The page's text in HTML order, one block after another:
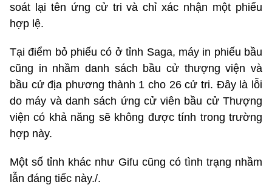
soát lại tên ứng cử tri và chỉ xác nhận một phiếu
hợp lệ.
Tại điểm bỏ phiếu có ở tỉnh Saga, máy in phiếu bầu
cũng in nhầm danh sách bầu cử thượng viện và
bầu cử địa phương thành 1 cho 26 cử tri. Đây là lỗi
do máy và danh sách ứng cử viên bầu cử Thượng
viện có khả năng sẽ không được tính trong trường
hợp này.
Một số tỉnh khác như Gifu cũng có tình trạng nhầm
lẫn đáng tiếc này./.